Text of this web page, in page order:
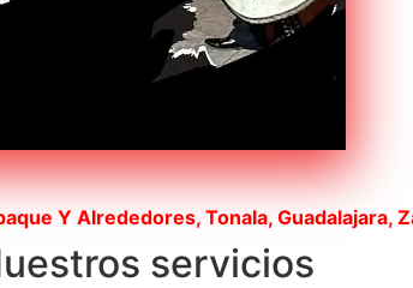
Y Alrededores, Tonala, Guadalajara,
servicios